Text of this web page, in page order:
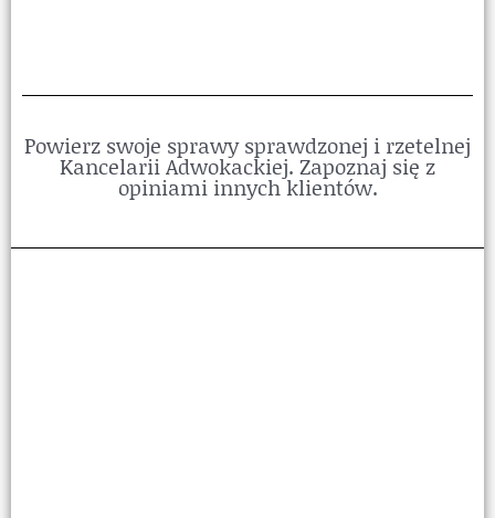
Powierz swoje sprawy sprawdzonej i rzetelnej
Kancelarii Adwokackiej. Zapoznaj się z
opiniami innych klientów.